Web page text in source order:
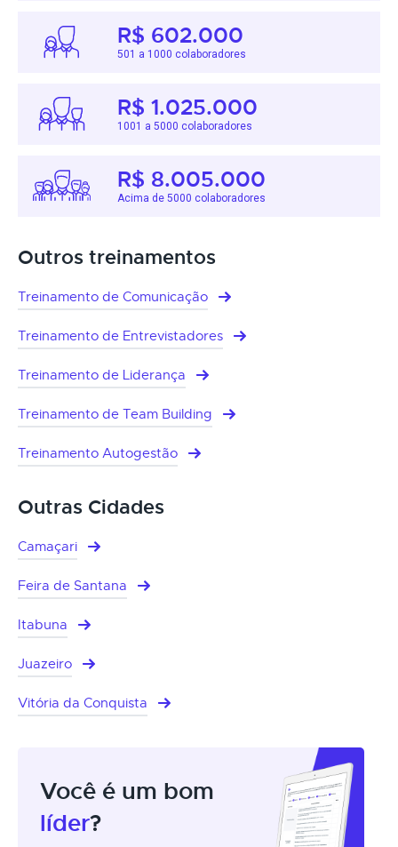
R$ 602.000
501 a 1000 colaboradores
R$ 1.025.000
1001 a 5000 colaboradores
R$ 8.005.000
Acima de 5000 colaboradores
Outros treinamentos
Treinamento de Comunicação
Treinamento de Entrevistadores
Treinamento de Liderança
Treinamento de Team Building
Treinamento Autogestão
Outras Cidades
Camaçari
Feira de Santana
Itabuna
Juazeiro
Vitória da Conquista
Você é um bom
líder?